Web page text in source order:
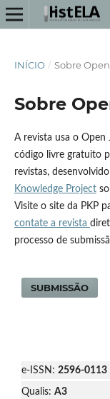
INÍCIO / Sobre
Sobre
A revista usa o Open
código livre gratuito
revistas,
Knowledge Project
Visite o site da PKP
contate a revista
processo de
SUBMISSÃO
e-ISSN: 2596-0113
Qualis: A3